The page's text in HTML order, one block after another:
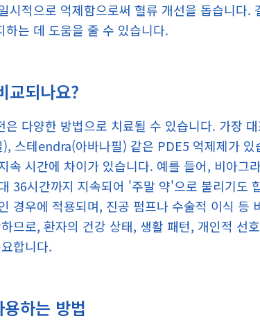
시적으로 억제함으로써 혈류 개선을 돕습니다.
는 데 도움을 줄 수 있습니다.
교되나요?
다양한 방법으로 치료될 수 있습니다. 가장
스테endra(아바나필) 같은 PDE5 억제제가
속 시간에 차이가 있습니다. 예를 들어, 비아그
36시간까지 지속되어 '주말 약'으로 불리기도
경우에 적용되며, 진공 펌프나 수술적 이식 등
므로, 환자의 건강 상태, 생활 패턴, 개인적 선
합니다.
하는 방법